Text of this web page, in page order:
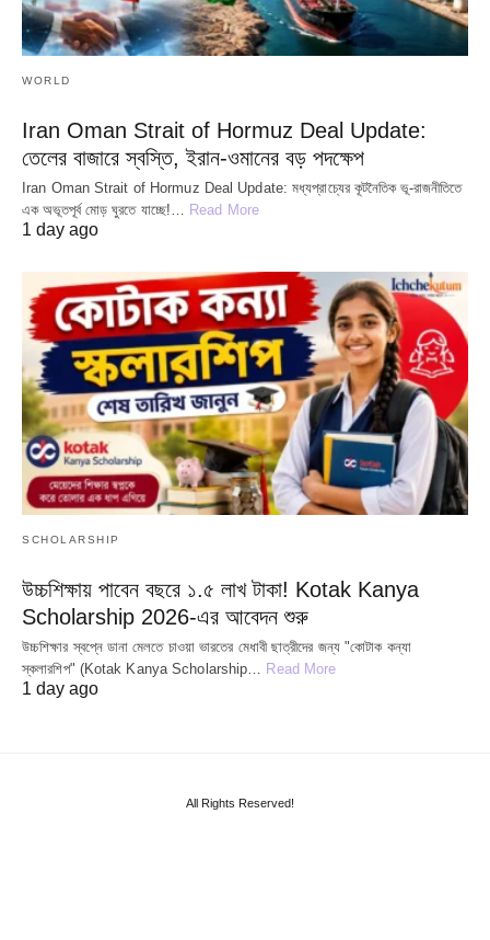
WORLD
Iran Oman Strait of Hormuz Deal Update:
তেলের বাজারে স্বস্তি, ইরান-ওমানের বড় পদক্ষেপ
Iran Oman Strait of Hormuz Deal Update: মধ্যপ্রাচ্যের কূটনৈতিক ভূ-রাজনীতিতে
এক অভূতপূর্ব মোড় ঘুরতে যাচ্ছে!…
Read More
1 day ago
SCHOLARSHIP
উচ্চশিক্ষায় পাবেন বছরে ১.৫ লাখ টাকা! Kotak Kanya
Scholarship 2026-এর আবেদন শুরু
উচ্চশিক্ষার স্বপ্নে ডানা মেলতে চাওয়া ভারতের মেধাবী ছাত্রীদের জন্য "কোটাক কন্যা
স্কলারশিপ" (Kotak Kanya Scholarship… Read More
1 day ago
All Rights Reserved!